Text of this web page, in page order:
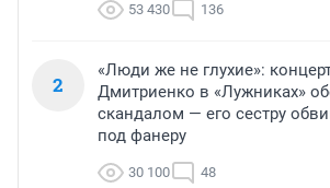
53 430 136
2
«Люди же не глухие»:
Дмитриенко в «Лужниках»
скандалом — его сестру
под фанеру
30 100 48